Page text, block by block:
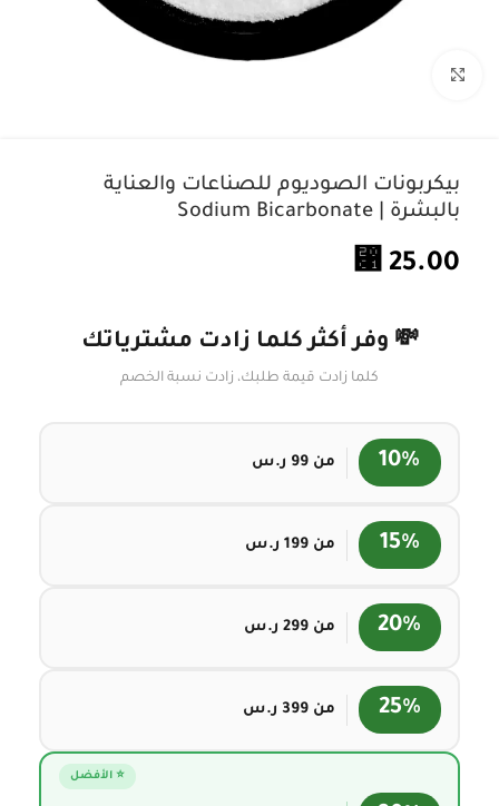
بيكربونات الصوديوم للصناعات والعناية
بالبشرة | Sodium Bicarbonate
⃁ 25.00
💸 وفر أكثر كلما زادت مشترياتك
كلما زادت قيمة طلبك، زادت نسبة الخصم
من ⁦99⁩ ر.س
من ⁦199⁩ ر.س
من ⁦299⁩ ر.س
من ⁦399⁩ ر.س
⭐ الأفضل